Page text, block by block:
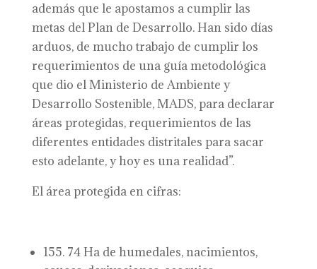
además que le apostamos a cumplir las
metas del Plan de Desarrollo. Han sido días
arduos, de mucho trabajo de cumplir los
requerimientos de una guía metodológica
que dio el Ministerio de Ambiente y
Desarrollo Sostenible, MADS, para declarar
áreas protegidas, requerimientos de las
diferentes entidades distritales para sacar
esto adelante, y hoy es una realidad”.
El área protegida en cifras:
155. 74 Ha de humedales, nacimientos,